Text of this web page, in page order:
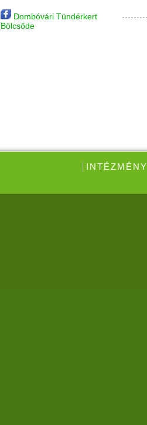
Dombóvári Tündérkert
Bölcsőde
INTÉZMÉNY